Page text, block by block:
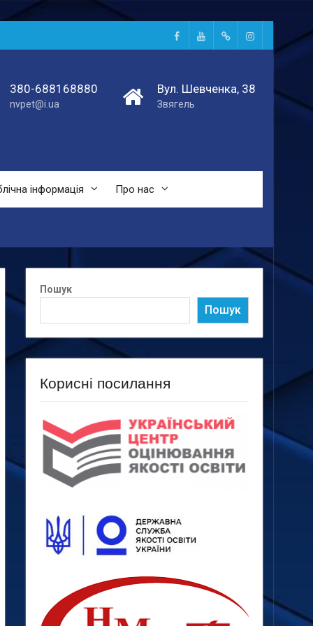
FacebookYoutubeTelegtamInstagram
380-688168880
nvpet@i.ua
Вул. Шевченка, 38
Звягель
інформація Про нас
Пошук
Пошук
Корисні посилання